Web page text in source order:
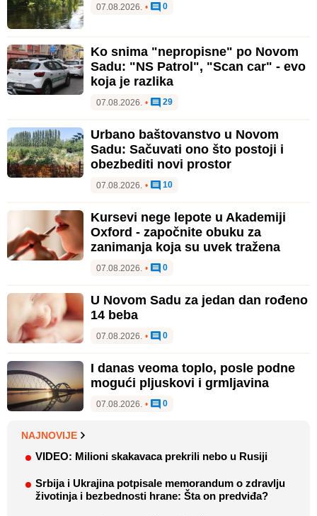
07.08.2026. • 0
Ko snima "nepropisne" po Novom
Sadu: "NS Patrol", "Scan car" - evo
koja je razlika
07.08.2026. • 29
Urbano baštovanstvo u Novom
Sadu: Sačuvati ono što postoji i
obezbediti novi prostor
07.08.2026. • 10
Kursevi nege lepote u Akademiji
Oxford - započnite obuku za
zanimanja koja su uvek tražena
07.08.2026. • 0
U Novom Sadu za jedan dan rođeno
14 beba
07.08.2026. • 0
I danas veoma toplo, posle podne
mogući pljuskovi i grmljavina
07.08.2026. • 0
NAJNOVIJE
VIDEO: Milioni skakavaca prekrili nebo u Rusiji
Srbija i Ukrajina potpisale memorandum o zdravlju
životinja i bezbednosti hrane: Šta on predviđa?